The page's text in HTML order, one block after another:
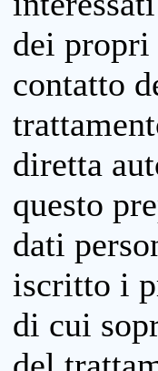
dei
contatto
diretta
questo
dati
iscritto i
di cui